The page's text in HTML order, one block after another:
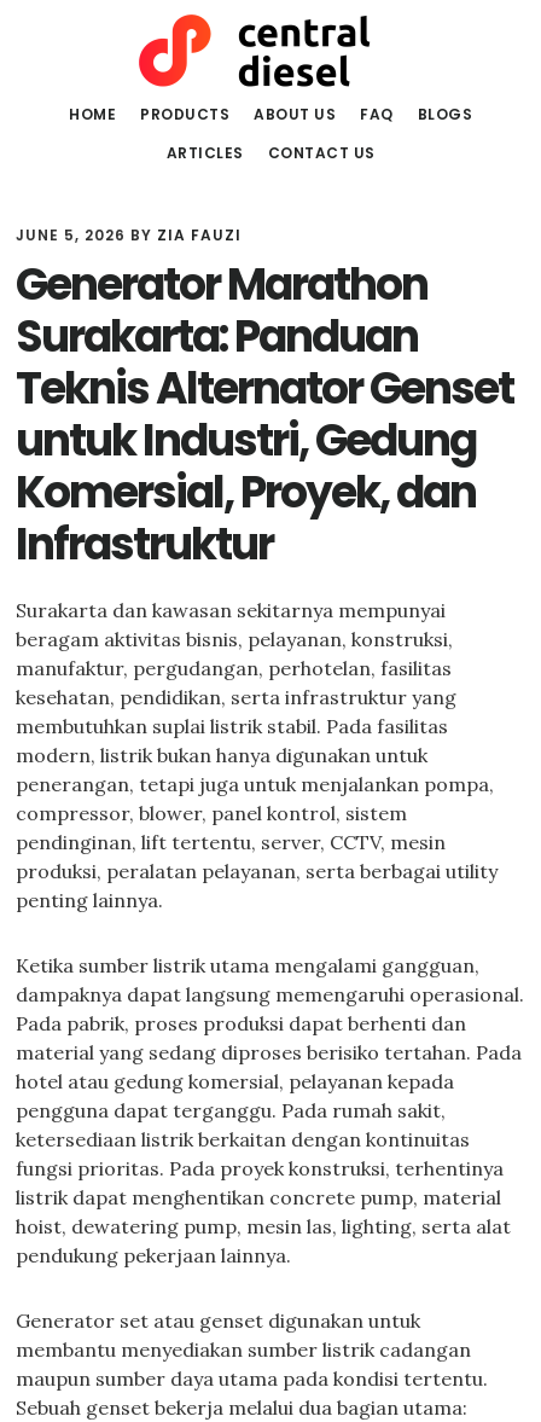
HOME PRODUCTS ABOUT US FAQ
BLOGS
ARTICLES
CONTACT US
JUNE 5, 2026 BY ZIA FAUZI
Generator Marathon
Surakarta: Panduan
Teknis Alternator Genset
untuk Industri, Gedung
Komersial, Proyek, dan
Infrastruktur
Surakarta dan kawasan sekitarnya mempunyai
beragam aktivitas bisnis, pelayanan, konstruksi,
manufaktur, pergudangan, perhotelan, fasilitas
kesehatan, pendidikan, serta infrastruktur yang
membutuhkan suplai listrik stabil. Pada fasilitas
modern, listrik bukan hanya digunakan untuk
penerangan, tetapi juga untuk menjalankan pompa,
compressor, blower, panel kontrol, sistem
pendinginan, lift tertentu, server, CCTV, mesin
produksi, peralatan pelayanan, serta berbagai utility
penting lainnya.
Ketika sumber listrik utama mengalami gangguan,
dampaknya dapat langsung memengaruhi operasional.
Pada pabrik, proses produksi dapat berhenti dan
material yang sedang diproses berisiko tertahan. Pada
hotel atau gedung komersial, pelayanan kepada
pengguna dapat terganggu. Pada rumah sakit,
ketersediaan listrik berkaitan dengan kontinuitas
fungsi prioritas. Pada proyek konstruksi, terhentinya
listrik dapat menghentikan concrete pump, material
hoist, dewatering pump, mesin las, lighting, serta alat
pendukung pekerjaan lainnya.
Generator set atau genset digunakan untuk
membantu menyediakan sumber listrik cadangan
maupun sumber daya utama pada kondisi tertentu.
Sebuah genset bekerja melalui dua bagian utama: